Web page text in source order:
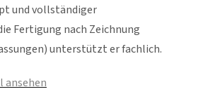
und vollständiger
Fertigung nach Zeichnung
unterstützt er fachlich.
ansehen